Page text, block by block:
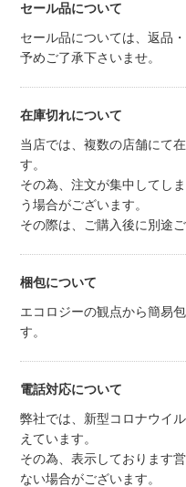
セール品について
セール品については、返品
予めご了承下さいませ。
在庫切れについて
当店では、複数の店舗にて
す。
その為、注文が集中してし
う場合がございます。
その際は、ご購入後に別途
梱包について
エコロジーの観点から簡易
す。
電話対応について
弊社では、新型コロナウイ
えています。
その為、表示しております
ない場合がございます。